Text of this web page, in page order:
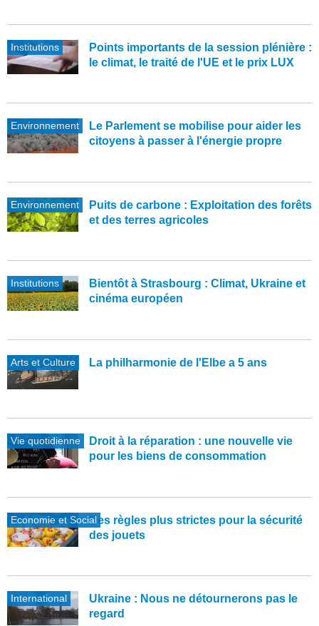
Institutions
Points importants de la session plénière :
le climat, le traité de l'UE et le prix LUX
Environnement
Le Parlement se mobilise pour aider les
citoyens à passer à l'énergie propre
Environnement
Puits de carbone : Exploitation des forêts
et des terres agricoles
Institutions
Bientôt à Strasbourg : Climat, Ukraine et
cinéma européen
Arts et Culture La philharmonie de l'Elbe a 5 ans
Vie quotidienne
Droit à la réparation : une nouvelle vie
pour les biens de consommation
Economie et SocialDes règles plus strictes pour la sécurité
des jouets
International
Ukraine : Nous ne détournerons pas le
regard